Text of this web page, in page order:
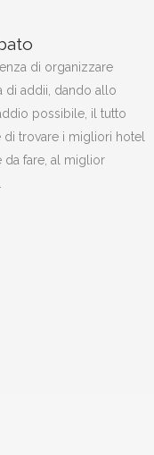
di organizzare
di addii, dando allo
possibile, il tutto
di trovare i migliori hotel
fare, al miglior